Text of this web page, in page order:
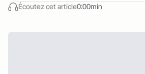
Écoutez cet article0:00min